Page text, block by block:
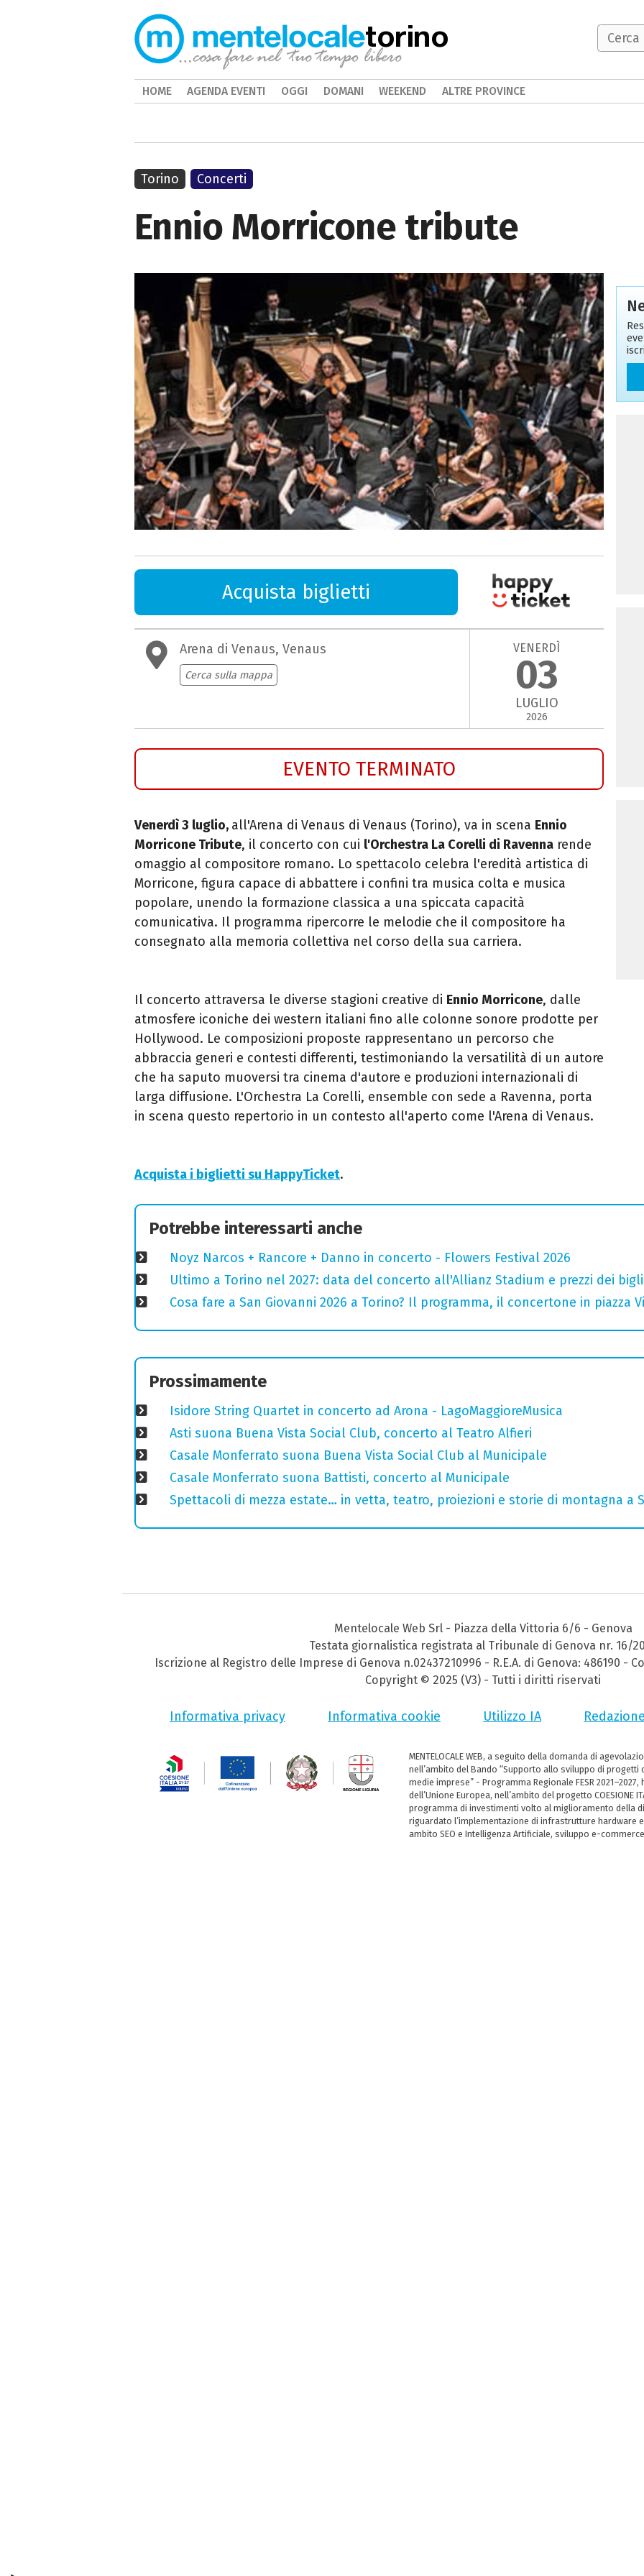
Ennio Morricone tribute
Acquista biglietti
Arena di Venaus, Venaus
Cerca sulla mappa
VENERDÌ
03
LUGLIO
2026
EVENTO TERMINATO
Venerdì 3 luglio, all'Arena di Venaus di Venaus (Torino), va in scena Ennio
Morricone Tribute, il concerto con cui l'Orchestra La Corelli di Ravenna rende
omaggio al compositore romano. Lo spettacolo celebra l'eredità artistica di
Morricone, figura capace di abbattere i confini tra musica colta e musica
popolare, unendo la formazione classica a una spiccata capacità
comunicativa. Il programma ripercorre le melodie che il compositore ha
consegnato alla memoria collettiva nel corso della sua carriera.
Il concerto attraversa le diverse stagioni creative di Ennio Morricone, dalle
atmosfere iconiche dei western italiani fino alle colonne sonore prodotte per
Hollywood. Le composizioni proposte rappresentano un percorso che
abbraccia generi e contesti differenti, testimoniando la versatilità di un autore
che ha saputo muoversi tra cinema d'autore e produzioni internazionali di
larga diffusione. L'Orchestra La Corelli, ensemble con sede a Ravenna, porta
in scena questo repertorio in un contesto all'aperto come l'Arena di Venaus.
Acquista i biglietti su HappyTicket.
Torino Concerti
Potrebbe interessarti anche
Noyz Narcos + Rancore + Danno in concerto - Flowers Festival 2026
Ultimo a Torino nel 2027: data del concerto all'Allianz Stadium e prezzi dei
Cosa fare a San Giovanni 2026 a Torino? Il programma, il concertone in piazza
Prossimamente
Isidore String Quartet in concerto ad Arona - LagoMaggioreMusica
Asti suona Buena Vista Social Club, concerto al Teatro Alfieri
Casale Monferrato suona Buena Vista Social Club al Municipale
Casale Monferrato suona Battisti, concerto al Municipale
Spettacoli di mezza estate… in vetta, teatro, proiezioni e storie di montagna a
torino
HOME AGENDA EVENTI OGGI DOMANI WEEKEND ALTRE PROVINCE
Mentelocale Web Srl - Piazza della Vittoria 6/6 - Genova
Testata giornalistica registrata al Tribunale di Genova nr. 16/
Iscrizione al Registro delle Imprese di Genova n.02437210996 - R.E.A. di Genova: 486190 -
Copyright © 2025 (V3) - Tutti i diritti riservati
Informativa privacy Informativa cookie Utilizzo IA
MENTELOCALE WEB, a seguito della domanda di
nell’ambito del Bando “Supporto allo sviluppo di
medie imprese” - Programma Regionale FESR
dell’Unione Europea, nell’ambito del progetto COESIONE
programma di investimenti volto al miglioramento della
riguardato l’implementazione di infrastrutture hardware
ambito SEO e Intelligenza Artificiale, sviluppo e-